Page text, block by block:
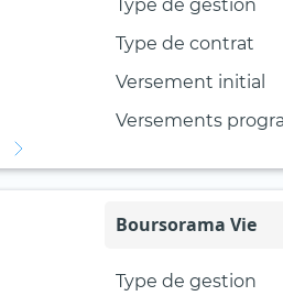
Type de gestion
Type de contrat
Versement initial
Versements
Boursorama Vie
Type de gestion